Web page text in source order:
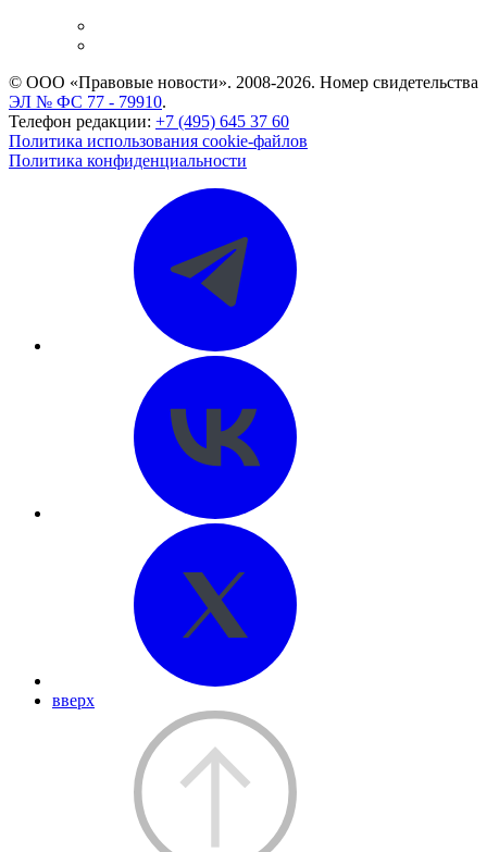
© ООО «Правовые новости». 2008-2026. Номер свидетельства
ЭЛ № ФС 77 - 79910.
Телефон редакции: +7 (495) 645 37 60
Политика использования cookie-файлов
Политика конфиденциальности
вверх